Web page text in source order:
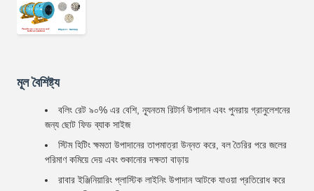
মূল বৈশিষ্ট্য
বলিং রেট ৯০% এর বেশি, ন্যূনতম রিটার্ন উপাদান এবং পুনরায় গ্রানুলেশনের
জন্য ছোট ফিড ব্যাক সাইজ
স্টিম হিটিং ক্ষমতা উপাদানের তাপমাত্রা উন্নত করে, বল তৈরির পরে জলের
পরিমাণ কমিয়ে দেয় এবং শুকানোর দক্ষতা বাড়ায়
রাবার ইঞ্জিনিয়ারিং প্লাস্টিক লাইনিং উপাদান আটকে যাওয়া প্রতিরোধ করে